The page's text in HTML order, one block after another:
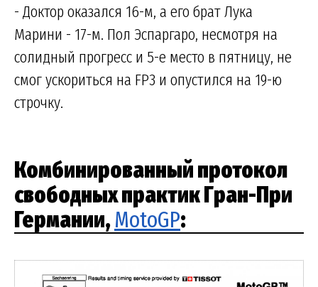
- Доктор оказался 16-м, а его брат Лука
Марини - 17-м. Пол Эспаргаро, несмотря на
солидный прогресс и 5-е место в пятницу, не
смог ускориться на FP3 и опустился на 19-ю
строчку.
Комбинированный протокол
свободных практик Гран-При
Германии,MotoGP: